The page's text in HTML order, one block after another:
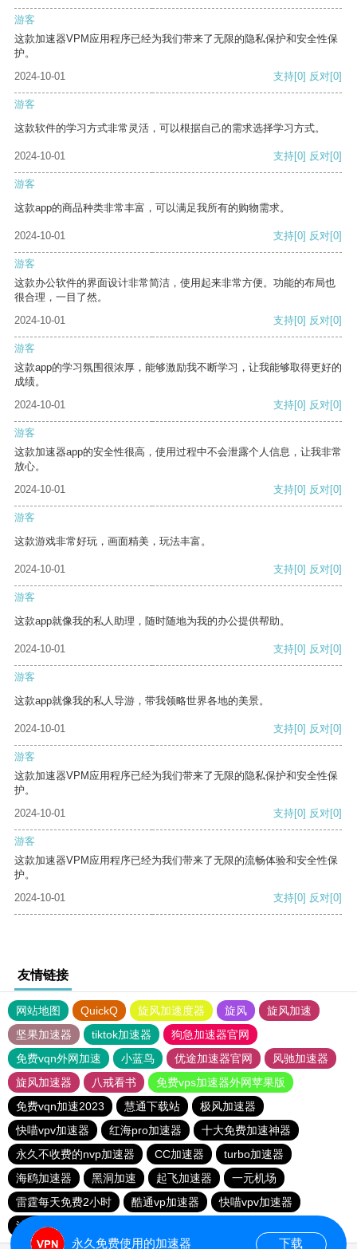
游客
这款加速器VPM应用程序已经为我们带来了无限的隐私保护和安全性保
护。
2024-10-01
支持[0] 反对[0]
游客
这款软件的学习方式非常灵活，可以根据自己的需求选择学习方式。
2024-10-01 支持[0] 反对[0]
游客
这款app的商品种类非常丰富，可以满足我所有的购物需求。
2024-10-01 支持[0] 反对[0]
游客
这款办公软件的界面设计非常简洁，使用起来非常方便。功能的布局也
很合理，一目了然。
2024-10-01
支持[0] 反对[0]
游客
这款app的学习氛围很浓厚，能够激励我不断学习，让我能够取得更好的
成绩。
2024-10-01
支持[0] 反对[0]
游客
这款加速器app的安全性很高，使用过程中不会泄露个人信息，让我非常
放心。
2024-10-01
支持[0] 反对[0]
游客
这款游戏非常好玩，画面精美，玩法丰富。
2024-10-01 支持[0] 反对[0]
游客
这款app就像我的私人助理，随时随地为我的办公提供帮助。
2024-10-01 支持[0] 反对[0]
游客
这款app就像我的私人导游，带我领略世界各地的美景。
2024-10-01 支持[0] 反对[0]
游客
这款加速器VPM应用程序已经为我们带来了无限的隐私保护和安全性保
护。
2024-10-01
支持[0] 反对[0]
游客
这款加速器VPM应用程序已经为我们带来了无限的流畅体验和安全性保
护。
2024-10-01
支持[0] 反对[0]
友情链接
网站地图 QuickQ 旋风加速度器 旋风
旋风加速
坚果加速器
tiktok加速器
狗急加速器官网
免费vqn外网加速
小蓝鸟 优途加速器官网
风驰加速器
旋风加速器
八戒看书
免费vps加速器外网苹果版
免费vqn加速2023
慧通下载站
极风加速器
快喵vpv加速器
红海pro加速器
十大免费加速神器
永久不收费的nvp加速器
CC加速器
turbo加速器
海鸥加速器
黑洞加速 起飞加速器
一元机场
雷霆每天免费2小时
酷通vp加速器
快喵vpv加速器
油管加速器
永久免费使用的加速器 下载